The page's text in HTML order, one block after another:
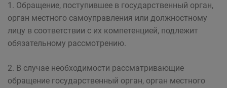
1. Обращение, поступившее в государственный орган,
орган местного самоуправления или должностному
лицу в соответствии с их компетенцией, подлежит
обязательному рассмотрению.
2. В случае необходимости рассматривающие
обращение государственный орган, орган местного